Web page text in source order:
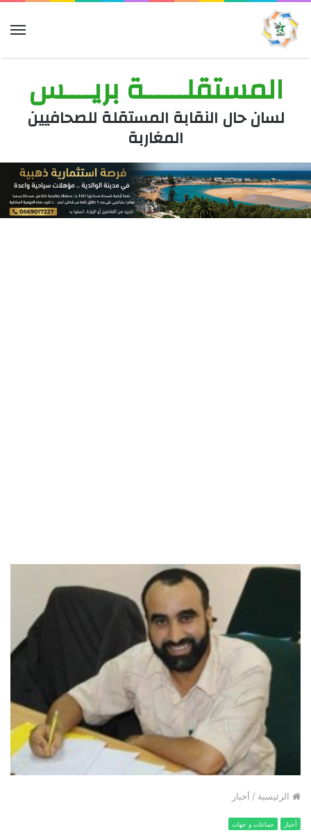
المستقلــــــة بريــــس
لسان حال النقابة المستقلة للصحافيين
المغاربة
الرئيسية / أخبار
أخبار جماعات و جهات